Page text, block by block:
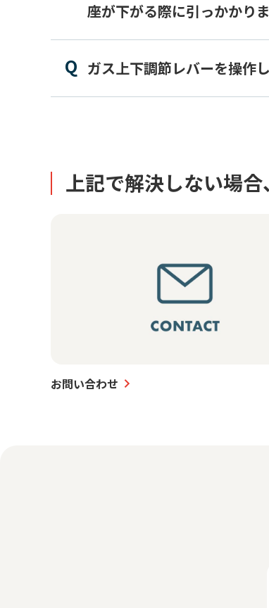
座が下がる際に引っかかりま
ガス上下調節レバーを操作
上記で解決しない場
お問い合わせ